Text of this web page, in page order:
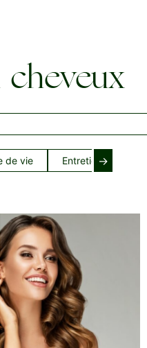
de vie Entretien cheveux
→